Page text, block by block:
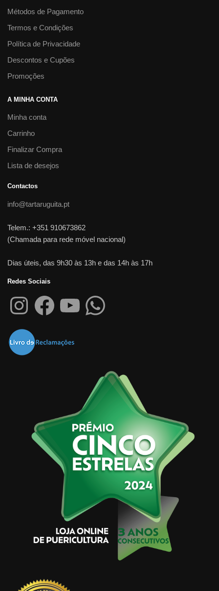
Métodos de Pagamento
Termos e Condições
Política de Privacidade
Descontos e Cupões
Promoções
A MINHA CONTA
Minha conta
Carrinho
Finalizar Compra
Lista de desejos
Contactos
info@tartaruguita.pt
Telem.: +351 910673862
(Chamada para rede móvel nacional)
Dias úteis, das 9h30 às 13h e das 14h às 17h
Redes Sociais